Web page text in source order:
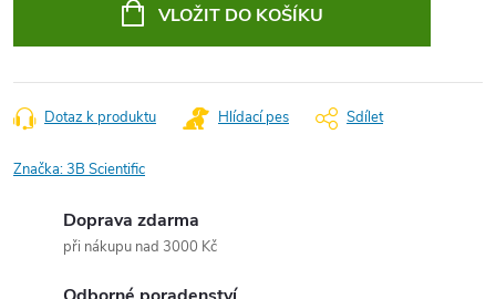
VLOŽIT DO KOŠÍKU
Dotaz k produktu Hlídací pes Sdílet
Značka:3B Scientific
Doprava zdarma
při nákupu nad 3000 Kč